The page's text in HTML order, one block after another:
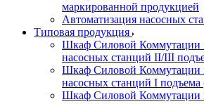
маркированной продукцией
Автоматизация насосных
Типовая продукция
Шкаф Силовой Коммутации
насосных станций II/III
Шкаф Силовой Коммутации
насосных станций I
Шкаф Силовой Коммутации